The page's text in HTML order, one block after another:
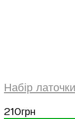
Набір
210грн